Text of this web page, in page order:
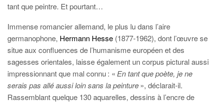
tant que peintre. Et pourtant…
Immense romancier allemand, le plus lu dans l’aire
germanophone, Hermann Hesse (1877-1962), dont l’œuvre se
situe aux confluences de l’humanisme européen et des
sagesses orientales, laisse également un corpus pictural aussi
impressionnant que mal connu : « En tant que poète, je ne
serais pas allé aussi loin sans la peinture», déclarait-il.
Rassemblant quelque 130 aquarelles, dessins à l’encre de